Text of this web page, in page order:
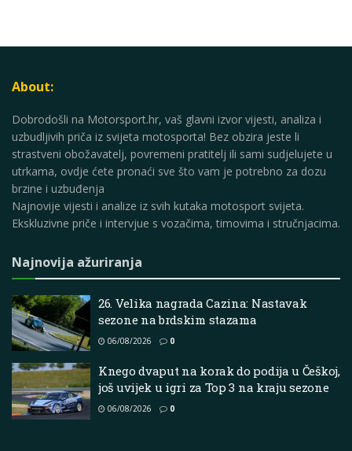
About:
Dobrodošli na Motorsport.hr, vaš glavni izvor vijesti, analiza i
uzbudljivih priča iz svijeta motosporta! Bez obzira jeste li
strastveni obožavatelj, povremeni pratitelj ili sami sudjelujete u
utrkama, ovdje ćete pronaći sve što vam je potrebno za dozu
brzine i uzbuđenja
Najnovije vijesti i analize iz svih kutaka motosport svijeta.
Ekskluzivne priče i intervjue s vozačima, timovima i stručnjacima.
Najnovija ažuriranja
26. Velika nagrada Cazina: Nastavak
sezone na brdskim stazama
06/08/2026 0
Knego dvaput na korak do podija u Češkoj,
još uvijek u igri za Top 3 na kraju sezone
06/08/2026 0